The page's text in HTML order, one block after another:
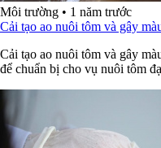
Môi trường • 1 năm trước
Cải tạo ao nuôi tôm và gây
Cải tạo ao nuôi tôm và gây
để chuẩn bị cho vụ nuôi tôm